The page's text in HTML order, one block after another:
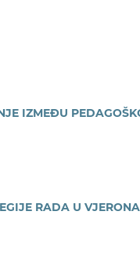
IZMEĐU
RADA U